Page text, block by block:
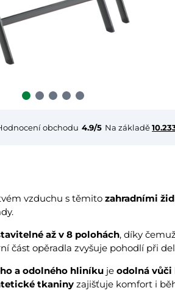
obchodu 4.9/5 Na základě
vzduchu s těmito zahradními
až v 8 polohách, díky
část opěradla zvyšuje pohodlí při
a odolného hliníku je odolná
tkaniny zajišťuje komfort i